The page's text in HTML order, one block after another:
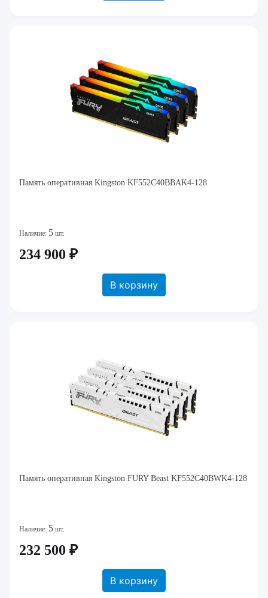
Память оперативная Kingston KF552C40BBAK4-128
Наличие: 5 шт.
234 900 ₽
В корзину
Память оперативная Kingston FURY Beast KF552C40BWK4-128
Наличие: 5 шт.
232 500 ₽
В корзину